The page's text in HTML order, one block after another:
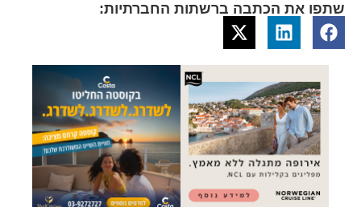
שתפו את הכתבה ברשתות החברתיות: